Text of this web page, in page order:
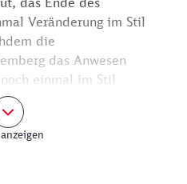
Veränderung im Stil
die
das Anwesen
einmal im Stil
und gab ihm damit sein
ist auch heute noch
die Anlage. Eine
möglich. Der große
Seltenheiten